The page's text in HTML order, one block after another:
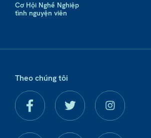
Cơ Hội Nghề Nghiệp
tình nguyện viên
Theo chúng tôi